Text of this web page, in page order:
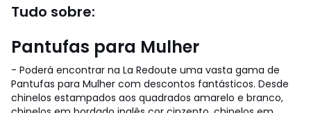
Tudo sobre:
Pantufas para Mulher
- Poderá encontrar na La Redoute uma vasta gama de
Pantufas para Mulher com descontos fantásticos. Desde
chinelos estampados aos quadrados amarelo e branco,